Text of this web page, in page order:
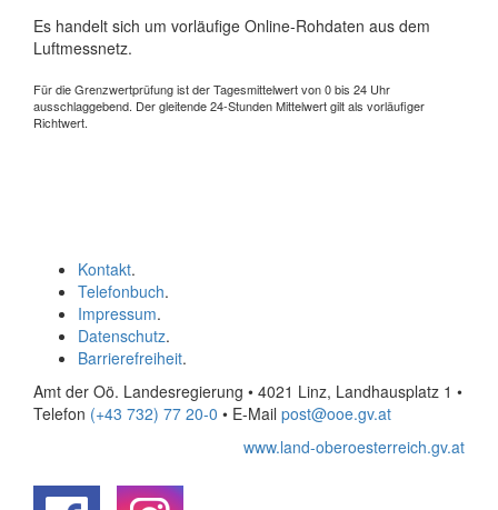
Es handelt sich um vorläufige Online-Rohdaten aus dem
Luftmessnetz.
Für die Grenzwertprüfung ist der Tagesmittelwert von 0 bis 24 Uhr
ausschlaggebend. Der gleitende 24-Stunden Mittelwert gilt als vorläufiger
Richtwert.
Kontakt.
Telefonbuch.
Impressum.
Datenschutz.
Barrierefreiheit.
Amt der Oö. Landesregierung • 4021 Linz, Landhausplatz 1 •
Telefon (+43 732) 77 20-0 • E-Mail post@ooe.gv.at
www.land-oberoesterreich.gv.at